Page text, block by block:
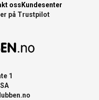
oss Kundesenter
på Trustpilot
1